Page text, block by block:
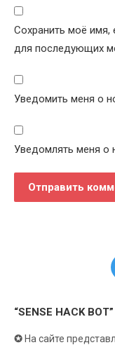
Сохранить моё имя,
для последующих
Уведомить меня о
Уведомлять меня о
“SENSE HACK BOT”
✪ На сайте